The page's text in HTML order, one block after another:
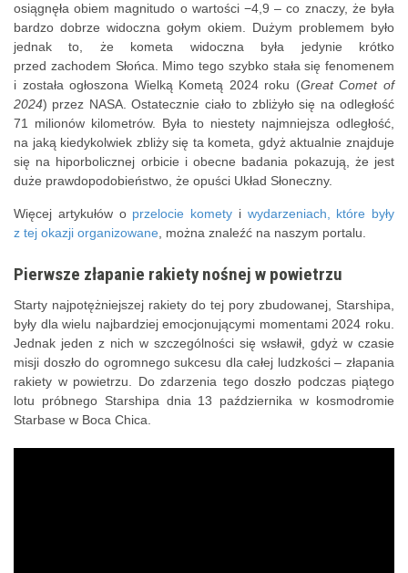
osiągnęła obiem magnitudo o wartości −4,9 – co znaczy, że była
bardzo dobrze widoczna gołym okiem. Dużym problemem było
jednak to, że kometa widoczna była jedynie krótko
przed zachodem Słońca. Mimo tego szybko stała się fenomenem
i została ogłoszona Wielką Kometą 2024 roku (Great Comet of
2024) przez NASA. Ostatecznie ciało to zbliżyło się na odległość
71 milionów kilometrów. Była to niestety najmniejsza odległość,
na jaką kiedykolwiek zbliży się ta kometa, gdyż aktualnie znajduje
się na hiporbolicznej orbicie i obecne badania pokazują, że jest
duże prawdopodobieństwo, że opuści Układ Słoneczny.
Więcej artykułów o przelocie komety i wydarzeniach, które były
z tej okazji organizowane, można znaleźć na naszym portalu.
Pierwsze złapanie rakiety nośnej w powietrzu
Starty najpotężniejszej rakiety do tej pory zbudowanej, Starshipa,
były dla wielu najbardziej emocjonującymi momentami 2024 roku.
Jednak jeden z nich w szczególności się wsławił, gdyż w czasie
misji doszło do ogromnego sukcesu dla całej ludzkości – złapania
rakiety w powietrzu. Do zdarzenia tego doszło podczas piątego
lotu próbnego Starshipa dnia 13 października w kosmodromie
Starbase w Boca Chica.